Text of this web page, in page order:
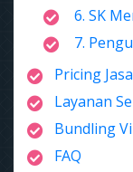
6. SK
7.
Pricing
Layanan
Bundling
FAQ